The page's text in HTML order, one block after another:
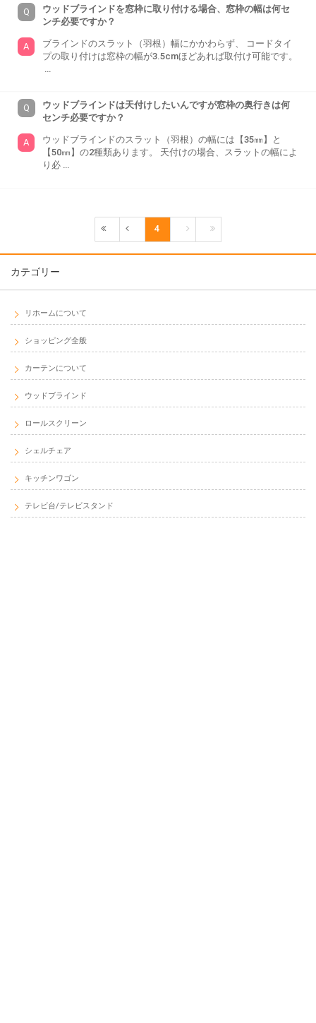
ウッドブラインドを窓枠に取り付ける場合、窓枠の幅は何セ
ンチ必要ですか？
ブラインドのスラット（羽根）幅にかかわらず、 コードタイ
プの取り付けは窓枠の幅が3.5cmほどあれば取付け可能です。
…
ウッドブラインドは天付けしたいんですが窓枠の奥行きは何
センチ必要ですか？
ウッドブラインドのスラット（羽根）の幅には【35㎜】と
【50㎜】の2種類あります。 天付けの場合、スラットの幅によ
り必 …
4
カテゴリー
リホームについて
ショッピング全般
カーテンについて
ウッドブラインド
ロールスクリーン
シェルチェア
キッチンワゴン
テレビ台/テレビスタンド